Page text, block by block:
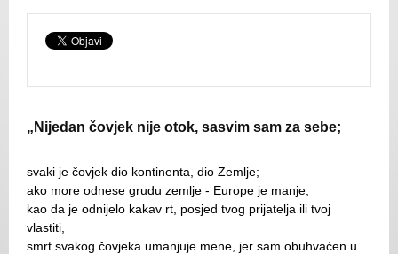
„Nijedan čovjek nije otok, sasvim sam za sebe;
svaki je čovjek dio kontinenta, dio Zemlje;
ako more odnese grudu zemlje - Europe je manje,
kao da je odnijelo kakav rt, posjed tvog prijatelja ili tvoj
vlastiti,
smrt svakog čovjeka umanjuje mene, jer sam obuhvaćen u